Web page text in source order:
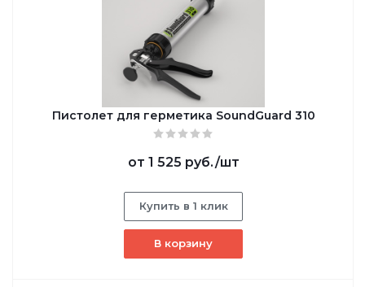
Пистолет для герметика SoundGuard 310
от 1 525 руб./шт
Купить в 1 клик
В корзину